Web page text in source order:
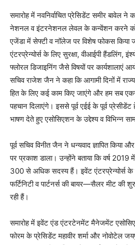
समारोह में नवनिर्वाचित प्रेसिडेंट समीर बावेल
नेशनल व इंटरनेशनल लेवल के कन्वेंशन करने को
एजेंडा में सेफ्टी व नॉलेज पर विशेष फोकस किया
एंटरप्रेन्योर्स के लिए सुरक्षा, वीआईपी हैंडलिंग,
फ्लोरल डिजाइनिंग जैसे विषयों पर कार्यशालाएं
सचिव राजेश जैन ने कहा कि आगामी दिनों में
हित के लिए कई काम किए जाएंगे और हम सब
पहचान दिलाएंगे। इससे पूर्व एईई के पूर्व
भाषण देते हुए एसोसिएशन के उद्देश्य व विभिन्न
पूर्व सचिव विनीत जैन ने धन्यवाद ज्ञापित किया और
पर प्रकाश डाला। उन्होंने बताया कि वर्ष
300 से अधिक सदस्य हैं। इवेंट एंटरप्रेन्योर्स के
फर्टिनिटी व पार्टनर्स की बायर—सैलर मीट
रही हैं।
समारोह में इवेंट एंड एंटरटेनमेंट मैनेजमेंट
फोरम के प्रेसिडेंट महावीर शर्मा और नोवोटेल